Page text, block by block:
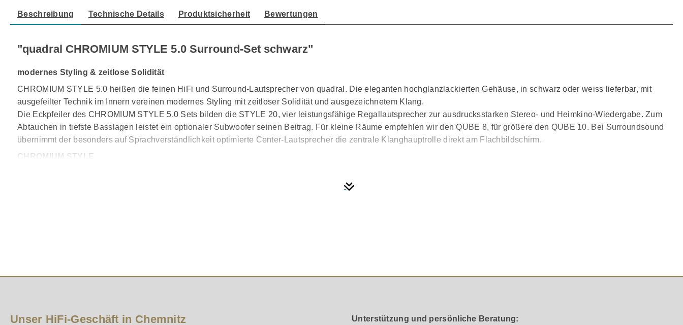
Beschreibung Technische Details Produktsicherheit Bewertungen
"quadral CHROMIUM STYLE 5.0 Surround-Set schwarz"
modernes Styling & zeitlose Solidität
CHROMIUM STYLE 5.0 heißen die feinen HiFi und Surround-Lautsprecher von quadral. Die eleganten hochglanzlackierten Gehäuse, in schwarz oder weiss lieferbar, mit
ausgefeilter Technik im Innern vereinen modernes Styling mit zeitloser Solidität und ausgezeichnetem Klang.
Die Eckpfeiler des CHROMIUM STYLE 5.0 Sets bilden die STYLE 20, vier leistungsfähige Regallautsprecher zur ausdrucksstarken Stereo- und Heimkino-Wiedergabe. Zum
Abtauchen in tiefste Basslagen leistet ein optionaler Subwoofer seinen Beitrag. Für kleine Räume empfehlen wir den QUBE 8, für größere den QUBE 10. Bei Surroundsound
übernimmt der besonders auf Sprachverständlichkeit optimierte Center-Lautsprecher die zentrale Klanghauptrolle direkt am Flachbildschirm.
CHROMIUM STYLE
Klangverfärbungen durch abstrahlenden Schall. Handpolierte Hochglanzlacke vervollständigen die edle Gesamtanmutung und machen die Schallwandler zu einer
starke Neodymmagnete und einen Übertrager mit gesintertem high-current Ferritkern
Unser HiFi-Geschäft in Chemnitz Unterstützung und persönliche Beratung: